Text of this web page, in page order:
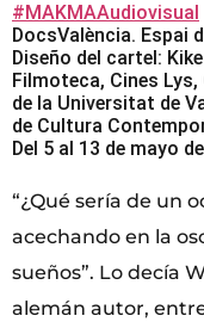
#MAKMAAudiovisual
DocsValència. Espai
Diseño del cartel:
Filmoteca, Cines
de la Universitat de
de Cultura
Del 5 al 13 de mayo
“¿Qué sería de un
acechando en la
sueños”. Lo decía
alemán autor,